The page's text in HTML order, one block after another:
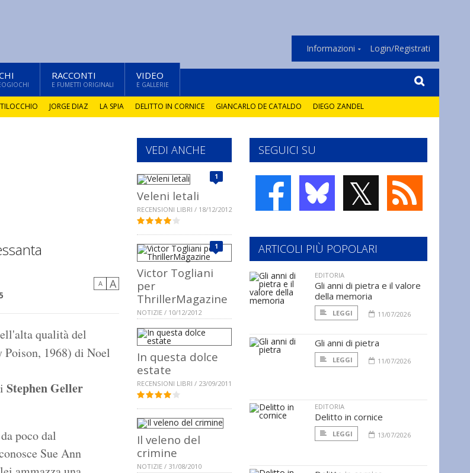
Informazioni Login/Registrati
RACCONTI
E FUMETTI ORIGINALI
VIDEO
E GALLERIE
JORGE DIAZ LA SPIA DELITTO IN CORNICE GIANCARLO DE CATALDO DIEGO ZANDEL
A A
qualità del
Poison, 1968) di Noel
Stephen Geller
poco dal
Sue Ann
SEGUICI SU
𝕏
VEDI ANCHE
1
Veleni letali
RECENSIONI LIBRI / 18/12/2012
1
Victor Togliani
per
ThrillerMagazine
NOTIZIE / 10/12/2012
In questa dolce
estate
RECENSIONI LIBRI / 23/09/2011
Il veleno del
crimine
NOTIZIE / 31/08/2010
ARTICOLI PIÙ POPOLARI
EDITORIA
Gli anni di pietra e il valore
della memoria
LEGGI 11/07/2026
Gli anni di pietra
LEGGI 11/07/2026
EDITORIA
Delitto in cornice
LEGGI 13/07/2026